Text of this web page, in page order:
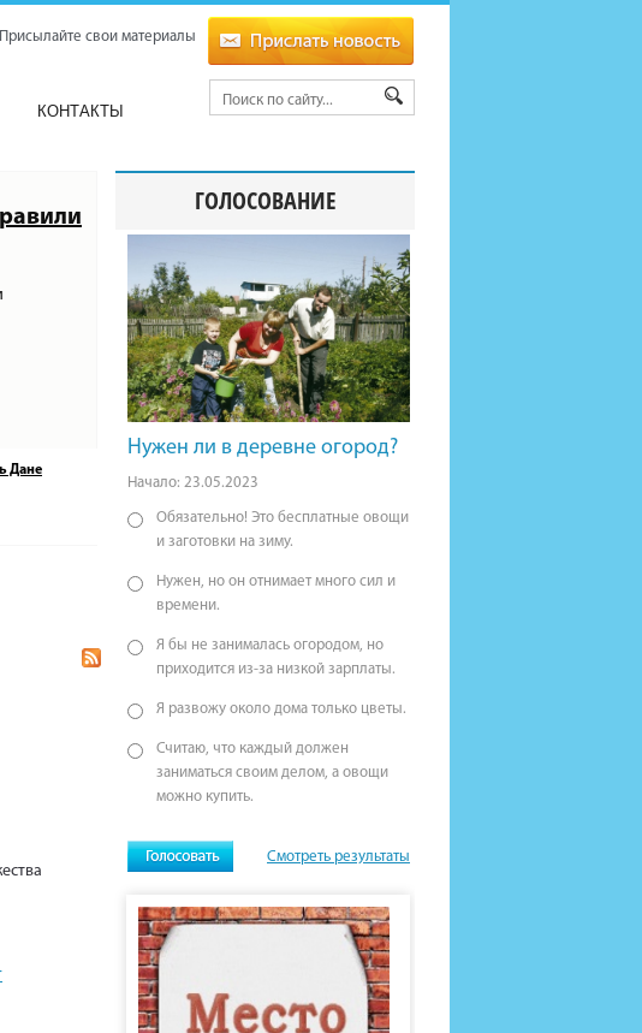
Присылайте свои материалы
КОНТАКТЫ
Дане
ГОЛОСОВАНИЕ
Нужен ли в деревне огород?
Начало: 23.05.2023
Обязательно! Это бесплатные овощи
и заготовки на зиму.
Нужен, но он отнимает много сил и
времени.
Я бы не занималась огородом, но
приходится из-за низкой зарплаты.
Я развожу около дома только цветы.
Считаю, что каждый должен
заниматься своим делом, а овощи
можно купить.
Смотреть результаты